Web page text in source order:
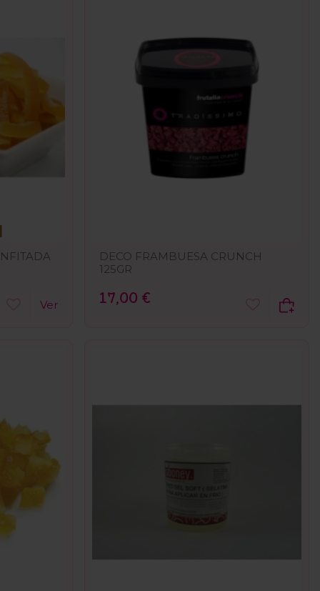
Ver
DECO FRAMBUESA CRUNCH
125GR
17,00 €